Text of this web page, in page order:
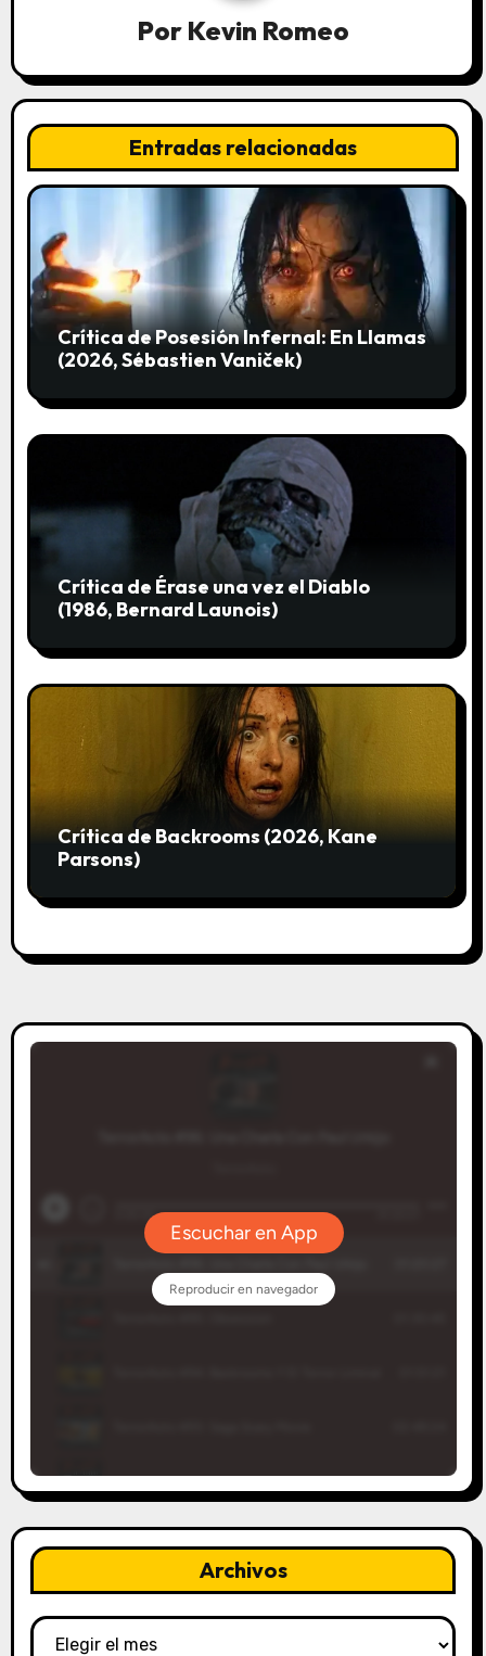
n
d
e
e
n
t
a
a
s
Por Kevin Romeo
Entradas relacionadas
Crítica de Posesión Infernal: En Llamas
(2026, Sébastien Vaniček)
Crítica de Érase una vez el Diablo
(1986, Bernard Launois)
Crítica de Backrooms (2026, Kane
Parsons)
Archivos
Archivos